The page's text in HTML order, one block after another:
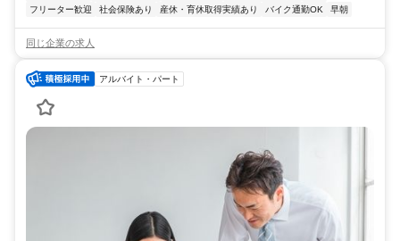
フリーター歓迎
社会保険あり 産休・育休取得実績あり バイク通勤OK 早朝
同じ企業の求人
アルバイト・パート